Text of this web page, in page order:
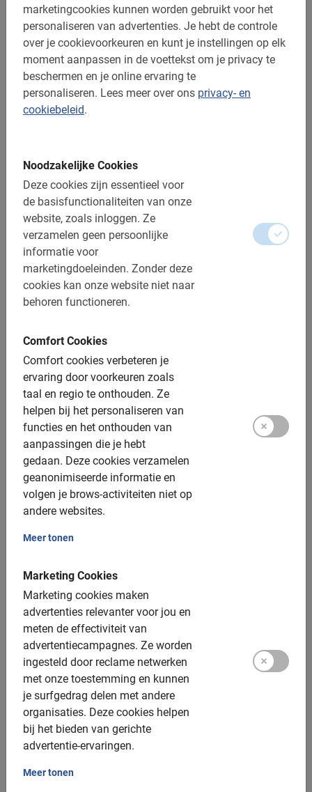
marketingcookies kunnen worden gebruikt voor het
personaliseren van advertenties. Je hebt de controle
over je cookievoorkeuren en kunt je instellingen op elk
moment aanpassen in de voettekst om je privacy te
beschermen en je online ervaring te
personaliseren. Lees meer over ons privacy- en
cookiebeleid.
Noodzakelijke Cookies
Deze cookies zijn essentieel voor
de basisfunctionaliteiten van onze
website, zoals inloggen. Ze
verzamelen geen persoonlijke
informatie voor
marketingdoeleinden. Zonder deze
cookies kan onze website niet naar
behoren functioneren.
Comfort Cookies
Comfort cookies verbeteren je
ervaring door voorkeuren zoals
taal en regio te onthouden. Ze
helpen bij het personaliseren van
functies en het onthouden van
aanpassingen die je hebt
gedaan. Deze cookies verzamelen
geanonimiseerde informatie en
volgen je brows-activiteiten niet op
andere websites.
Meer tonen
Marketing Cookies
Marketing cookies maken
advertenties relevanter voor jou en
meten de effectiviteit van
advertentiecampagnes. Ze worden
ingesteld door reclame netwerken
met onze toestemming en kunnen
je surfgedrag delen met andere
organisaties. Deze cookies helpen
bij het bieden van gerichte
advertentie-ervaringen.
Meer tonen
4 uur
Bike & Taste Penedès Fietstour (Zelf
begeleid)
Ontdek de Penedès wijnstreek op je eigen tempo en volg de
gedownloade route. Onderweg maak je een stop voor een
heerlijke wijn of cava proeverij.
4.9 (7)
Fietsverhuur in Barcelona
tours in Barcelona kun je hier natuurlijk ook terecht voor
fietsverhuur.
4.3 (3)
v.a. € 8,-
Heel goed
Dit is wat onze klanten leuk vinden